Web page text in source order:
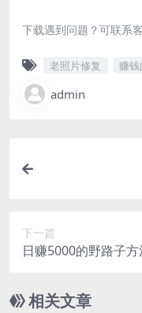
下载遇到问题？可联系
老照片修复 赚
admin
下一篇
日赚5000的野路子方
相关文章